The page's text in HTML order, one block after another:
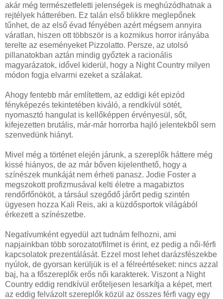
akár még természetfeletti jelenségek is meghúzódhatnak a
rejtélyek hátterében. Ez talán első blikkre meglepőnek
tűnhet, de az első évad fényében azért mégsem annyira
váratlan, hiszen ott többször is a kozmikus horror irányába
terelte az eseményeket Pizzolatto. Persze, az utolsó
pillanatokban aztán mindig győztek a racionális
magyarázatok, idővel kiderül, hogy a Night Country milyen
módon fogja elvarrni ezeket a szálakat.
Ahogy fentebb már említettem, az eddigi két epizód
fényképezés tekintetében kiváló, a rendkívül sötét,
nyomasztó hangulat is kellőképpen érvényesül, sőt,
kifejezetten brutális, már-már horrorba hajló jelentekből sem
szenvedünk hiányt.
Mivel még a történet elején járunk, a szereplők háttere még
kissé hiányos, de az már bőven kijelenthető, hogy a
színészek munkáját nem érheti panasz. Jodie Foster a
megszokott profizmusával kelti életre a magabiztos
rendőrfőnököt, a társául szegődő járőrt pedig szintén
ügyesen hozza Kali Reis, aki a küzdősportok világából
érkezett a színészetbe.
Negatívumként egyedül azt tudnám felhozni, ami
napjainkban több sorozatot/filmet is érint, ez pedig a női-férfi
kapcsolatok prezentálását. Ezzel most lehet darázsfészekbe
nyúlok, de gyorsan kerüljük is el a félreértéseket: nincs azzal
baj, ha a főszereplők erős női karakterek. Viszont a Night
Country eddig rendkívül erőteljesen lesarkítja a képet, mert
az eddig felvázolt szereplők közül az összes férfi vagy egy